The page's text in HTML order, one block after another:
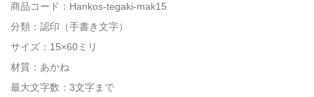
商品コード：Hankos-tegaki-mak15
分類： 認印（手書き文字）
サイズ：15×60ミリ
材質：あかね
最大文字数：3文字まで